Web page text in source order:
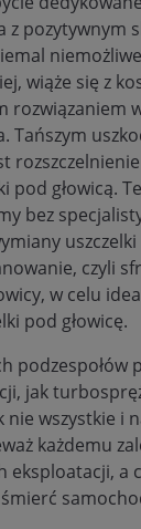
z pozytywnym
wiąże się z
rozwiązaniem
Tańszym
rozszczelnienie
pod głowicą.
bez
uszczelki
czyli
w celu
pod głowicę.
podzespołów
jak
nie wszystkie i
każdemu
eksploatacji, a